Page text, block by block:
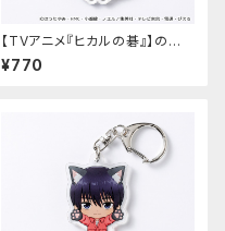
【TVアニメ『ヒカルの碁』】のび
猫アクリルキーホルダー（加賀
鉄男）
¥770